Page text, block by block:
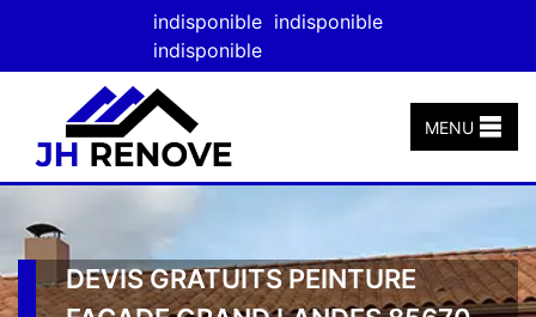
indisponible indisponible
indisponible
MENU
DEVIS GRATUITS PEINTURE